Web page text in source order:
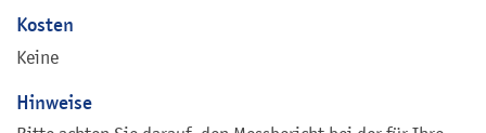
Kosten
Keine
Hinweise